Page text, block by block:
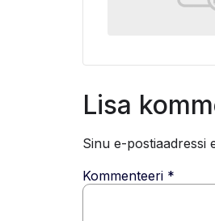
Lisa
Sinu e-postiaadressi
Kommenteeri *